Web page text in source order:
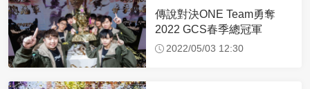
傳說對決ONE Team勇奪
2022 GCS春季總冠軍
2022/05/03 12:30